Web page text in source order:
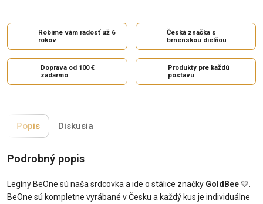
Robíme vám radosť už 6
rokov
Česká značka s
brnenskou dielňou
Doprava od 100 €
zadarmo
Produkty pre každú
postavu
Popis Diskusia
Podrobný popis
Legíny BeOne sú naša srdcovka a ide o stálice značky GoldBee💛.
BeOne sú kompletne vyrábané v Česku a každý kus je individuálne